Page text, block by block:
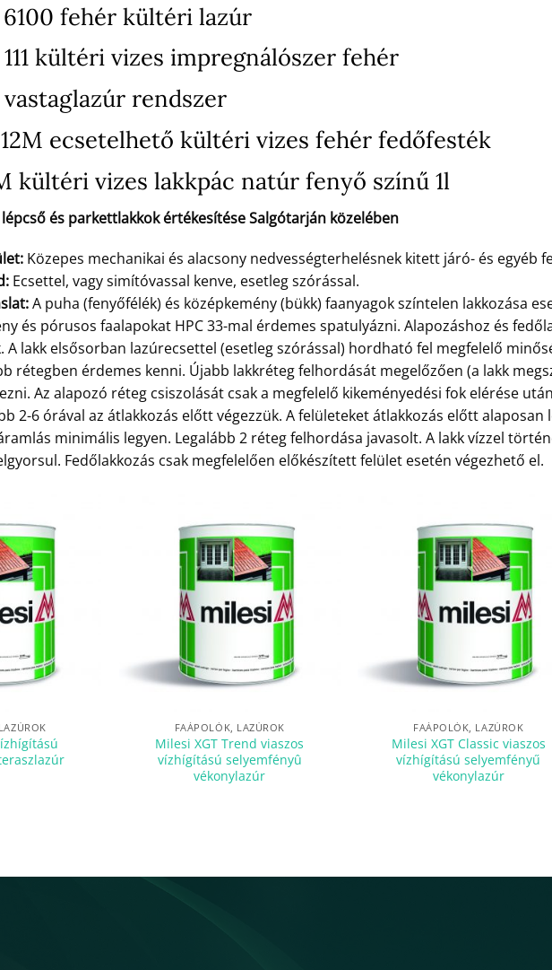
fehér kültéri lazúr
kültéri vizes impregnálószer fehér
rendszer
ecsetelhető kültéri vizes fehér fedőfesték
kültéri vizes lakkpác natúr fenyő színű 1l
és parkettlakkok értékesítése Salgótarján közelében
Közepes mechanikai és alacsony nedvességterhelésnek kitett járó- és egyéb
Ecsettel, vagy simítóvassal kenve, esetleg szórással.
A puha (fenyőfélék) és középkemény (bükk) faanyagok színtelen lakkozása
és pórusos faalapokat HPC 33-mal érdemes spatulyázni. Alapozáshoz és
A lakk elsősorban lazúrecsettel (esetleg szórással) hordható fel megfelelő
rétegben érdemes kenni. Újabb lakkréteg felhordását megelőzően (a lakk
Az alapozó réteg csiszolását csak a megfelelő kikeményedési fok elérése
2-6 órával az átlakkozás előtt végezzük. A felületeket átlakkozás előtt
minimális legyen. Legalább 2 réteg felhordása javasolt. A lakk vízzel
Fedőlakkozás csak megfelelően előkészített felület esetén végezhető el.
FAÁPOLÓK, LAZÚROK
Milesi XGT Trend viaszos
vízhígítású selyemfényû
vékonylazúr
FAÁPOLÓK, LAZÚROK
Milesi XGT Classic viaszos
vízhígítású selyemfényű
vékonylazúr